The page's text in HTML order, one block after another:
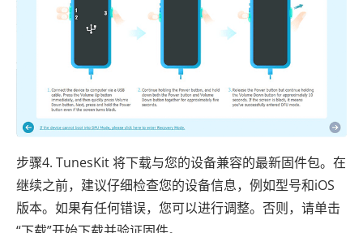
步骤4. TunesKit 将下载与您的设备兼容的最新固件包。在
继续之前，建议仔细检查您的设备信息，例如型号和iOS
版本。如果有任何错误，您可以进行调整。否则，请单击